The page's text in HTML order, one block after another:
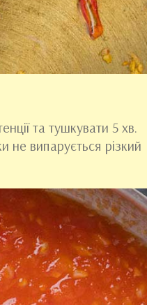
та тушкувати 5 хв.
не випарується різкий